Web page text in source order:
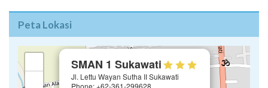
Peta Lokasi
SMAN 1 Sukawati
Jl. Lettu Wayan Sutha II Sukawati
Phone: +62-361-299628